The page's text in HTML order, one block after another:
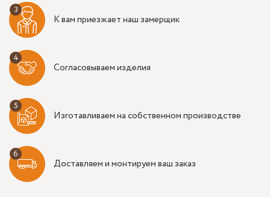
К вам приезжает наш замерщик
Согласовываем изделия
Изготавливаем на собственном производстве
Доставляем и монтируем ваш заказ